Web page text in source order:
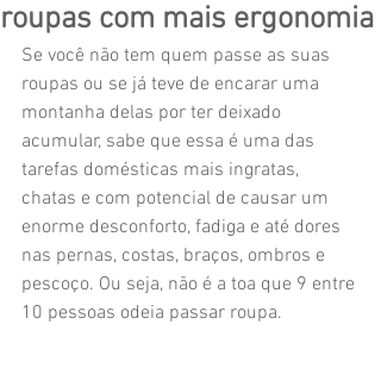
roupas com mais ergonomia
Se você não tem quem passe as suas
roupas ou se já teve de encarar uma
montanha delas por ter deixado
acumular, sabe que essa é uma das
tarefas domésticas mais ingratas,
chatas e com potencial de causar um
enorme desconforto, fadiga e até dores
nas pernas, costas, braços, ombros e
pescoço. Ou seja, não é a toa que 9 entre
10 pessoas odeia passar roupa.